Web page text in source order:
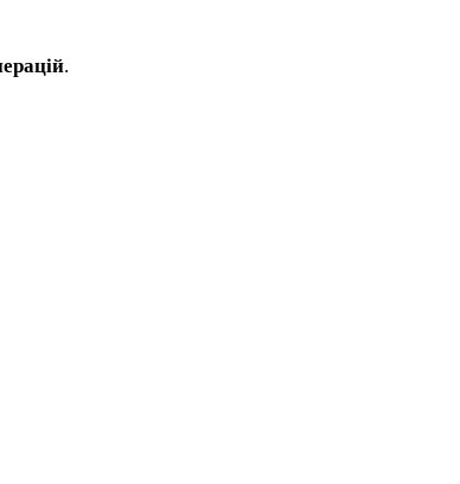
.